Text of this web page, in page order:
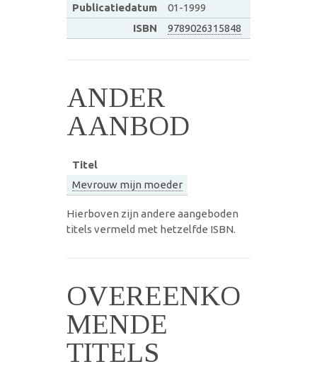
Publicatiedatum
01-1999
ISBN
9789026315848
ANDER
AANBOD
Titel
Mevrouw mijn moeder
Hierboven zijn andere aangeboden
titels vermeld met hetzelfde ISBN.
OVEREENKO
MENDE
TITELS